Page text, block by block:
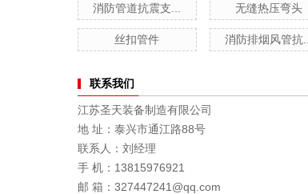
消防管道抗震支... 无缝热压弯头
丝扣管件 消防排烟风管抗...
联系我们
江苏圣天装备制造有限公司
地 址：泰兴市通江路88号
联系人：刘经理
手 机：13815976921
邮 箱：327447241@qq.com